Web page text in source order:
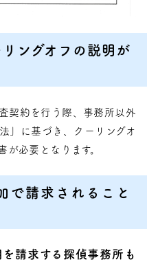
ングオフの説明が
契約を行う際、事務所以外
」に基づき、クーリングオ
が必要となります。
で請求されること
請求する探偵事務所も